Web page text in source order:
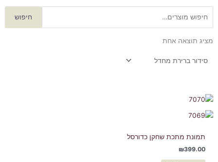
עבור:
חיפוש
מציג תוצאה אחת
תמונת מתכת שחקן כדורסל
₪399.00